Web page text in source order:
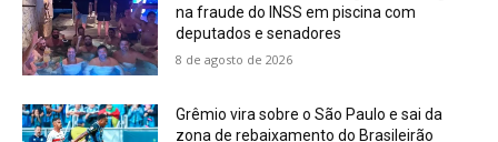
na fraude do INSS em piscina com
deputados e senadores
8 de agosto de 2026
Grêmio vira sobre o São Paulo e sai da
zona de rebaixamento do Brasileirão